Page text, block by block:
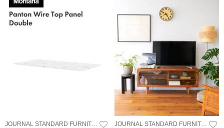
JOURNAL STANDARD FURNITURE
JOURNAL STANDARD FURNITURE